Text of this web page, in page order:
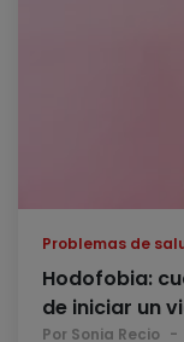
Problemas de
Hodofobia:
de iniciar un
Por Sonia Recio